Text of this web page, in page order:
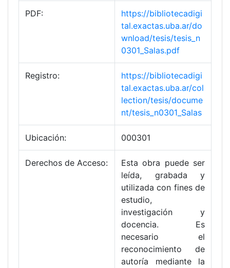
PDF:
https://bibliotecadigi
tal.exactas.uba.ar/do
wnload/tesis/tesis_n
0301_Salas.pdf
Registro:
https://bibliotecadigi
tal.exactas.uba.ar/col
lection/tesis/docume
nt/tesis_n0301_Salas
Ubicación: 000301
Derechos de Acceso:
Esta obra puede ser
leída, grabada y
utilizada con fines de
estudio,
investigación y
docencia. Es
necesario el
reconocimiento de
autoría mediante la